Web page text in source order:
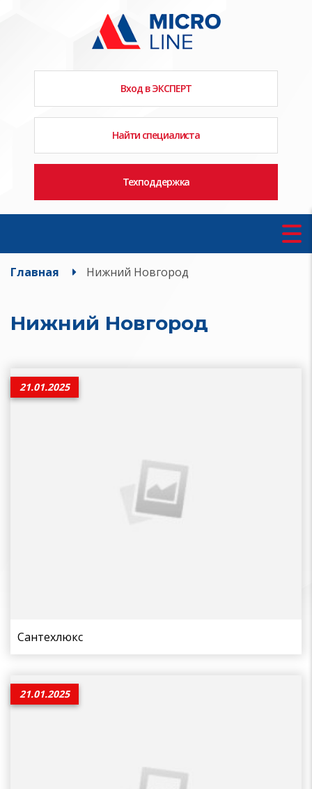
Вход в ЭКСПЕРТ
Найти специалиста
Техподдержка
Главная Нижний Новгород
Нижний Новгород
21.01.2025
Сантехлюкс
21.01.2025